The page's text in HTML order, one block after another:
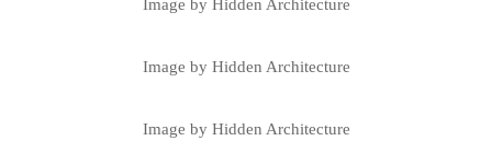
Image by Hidden Architecture
Image by Hidden Architecture
Image by Hidden Architecture